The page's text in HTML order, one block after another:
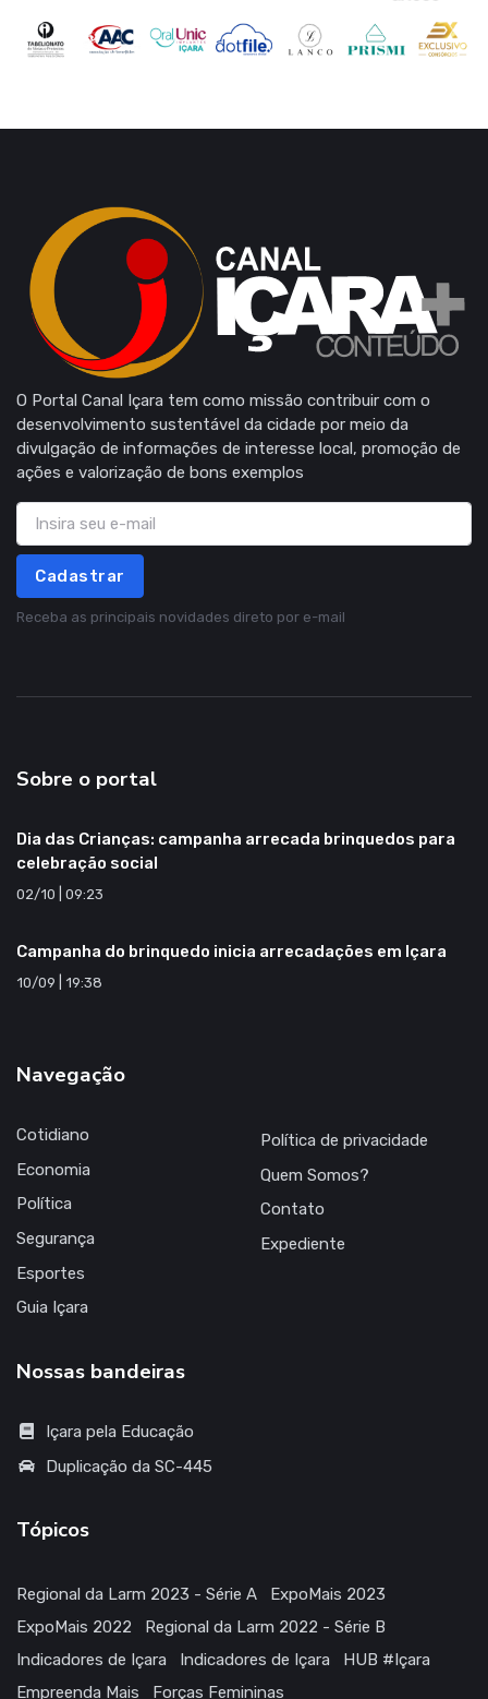
O Portal Canal Içara tem como missão contribuir com o
desenvolvimento sustentável da cidade por meio da
divulgação de informações de interesse local, promoção de
ações e valorização de bons exemplos
Cadastrar
Receba as principais novidades direto por e-mail
Sobre o portal
Dia das Crianças: campanha arrecada brinquedos para
celebração social
02/10 | 09:23
Campanha do brinquedo inicia arrecadações em Içara
10/09 | 19:38
Navegação
Cotidiano
Economia
Política
Segurança
Esportes
Guia Içara
Política de privacidade
Quem Somos?
Contato
Expediente
Nossas bandeiras
Içara pela Educação
Duplicação da SC-445
Tópicos
Regional da Larm 2023 - Série A
ExpoMais 2023
ExpoMais 2022
Regional da Larm 2022 - Série B
Indicadores de Içara
Indicadores de Içara
HUB #Içara
Empreenda Mais
Forças Femininas